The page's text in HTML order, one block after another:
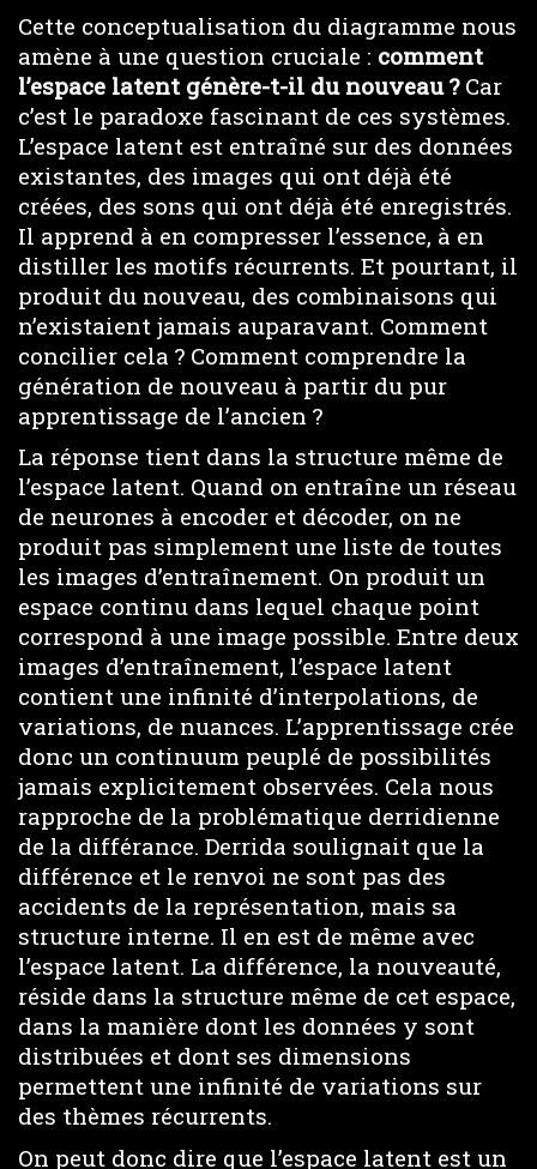
Cette conceptualisation du diagramme nous
amène à une question cruciale : comment
l’espace latent génère-t-il du nouveau ? Car
c’est le paradoxe fascinant de ces systèmes.
L’espace latent est entraîné sur des données
existantes, des images qui ont déjà été
créées, des sons qui ont déjà été enregistrés.
Il apprend à en compresser l’essence, à en
distiller les motifs récurrents. Et pourtant, il
produit du nouveau, des combinaisons qui
n’existaient jamais auparavant. Comment
concilier cela ? Comment comprendre la
génération de nouveau à partir du pur
apprentissage de l’ancien ?
La réponse tient dans la structure même de
l’espace latent. Quand on entraîne un réseau
de neurones à encoder et décoder, on ne
produit pas simplement une liste de toutes
les images d’entraînement. On produit un
espace continu dans lequel chaque point
correspond à une image possible. Entre deux
images d’entraînement, l’espace latent
contient une infinité d’interpolations, de
variations, de nuances. L’apprentissage crée
donc un continuum peuplé de possibilités
jamais explicitement observées. Cela nous
rapproche de la problématique derridienne
de la différance. Derrida soulignait que la
différence et le renvoi ne sont pas des
accidents de la représentation, mais sa
structure interne. Il en est de même avec
l’espace latent. La différence, la nouveauté,
réside dans la structure même de cet espace,
dans la manière dont les données y sont
distribuées et dont ses dimensions
permettent une infinité de variations sur
des thèmes récurrents.
On peut donc dire que l’espace latent est un